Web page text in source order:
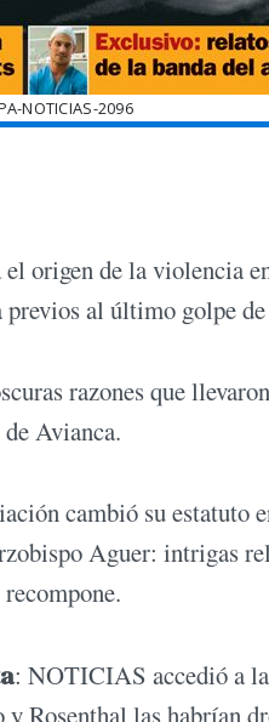
NOTICIAS-2096
origen de la violencia
al último golpe
razones que
Avianca.
cambió su estatuto
Aguer: intrigas
: NOTICIAS accedió a
Rosenthal las habrían